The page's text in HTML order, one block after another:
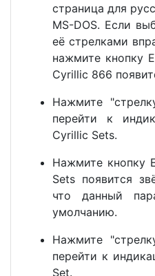
страница для
MS-DOS. Если
её стрелками
нажмите кнопку
Cyrillic 866
Нажмите
перейти к
Cyrillic Sets.
Нажмите кнопку
Sets появится
что данный
умолчанию.
Нажмите
перейти к
Set.